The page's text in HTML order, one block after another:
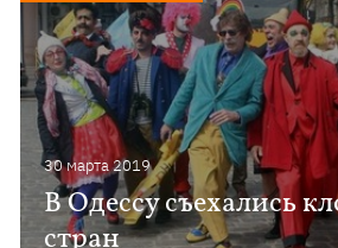
30 марта 2019
В Одессу съехались
стран